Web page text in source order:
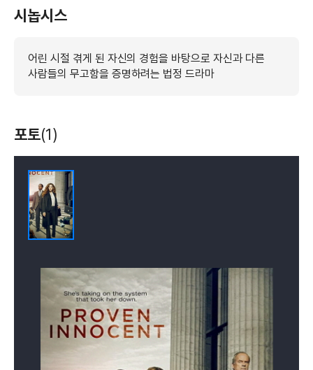
시놉시스
어린 시절 겪게 된 자신의 경험을 바탕으로 자신과 다른
사람들의 무고함을 증명하려는 법정 드라마
포토(1)